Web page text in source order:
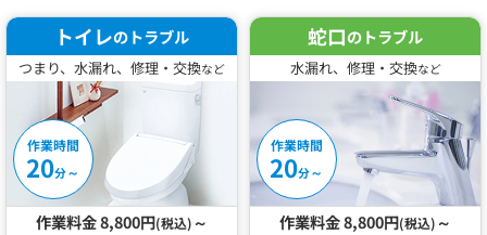
トイレのトラブル
つまり、水漏れ、修理・交換など
作業時間
20分～
作業料金 8,800円(税込) ～
蛇口のトラブル
水漏れ、修理・交換など
作業時間
20分～
作業料金 8,800円(税込) ～